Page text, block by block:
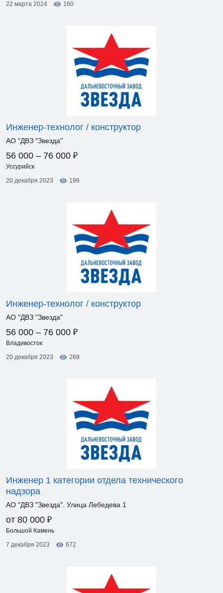
22 марта 2024
160
Инженер-технолог / конструктор
АО "ДВЗ "Звезда"
56 000 – 76 000 ₽
Уссурийск
20 декабря 2023
196
Инженер-технолог / конструктор
АО "ДВЗ "Звезда"
56 000 – 76 000 ₽
Владивосток
20 декабря 2023
268
Инженер 1 категории отдела технического
надзора
АО "ДВЗ "Звезда". Улица Лебедева 1
от 80 000 ₽
Большой Камень
7 декабря 2023
672